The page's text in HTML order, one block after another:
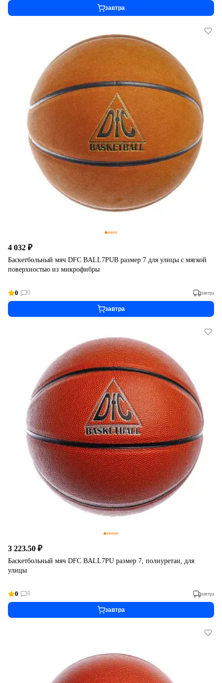
завтра
4 032 ₽
Баскетбольный мяч DFC BALL7PUB размер 7 для улицы с мягкой
поверхностью из микрофибры
0 0 завтра
завтра
3 223.50 ₽
Баскетбольный мяч DFC BALL7PU размер 7, полиуретан, для
улицы
0 0 завтра
завтра